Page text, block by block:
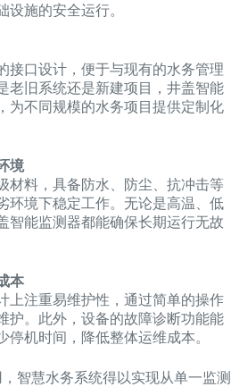
设施的安全运行。
接口设计，便于与现有的水务管理
老旧系统还是新建项目，井盖智能
为不同规模的水务项目提供定制化
境
材料，具备防水、防尘、抗冲击等
环境下稳定工作。无论是高温、低
智能监测器都能确保长期运行无故
本
上注重易维护性，通过简单的操作
护。此外，设备的故障诊断功能能
停机时间，降低整体运维成本。
智慧水务系统得以实现从单一监测